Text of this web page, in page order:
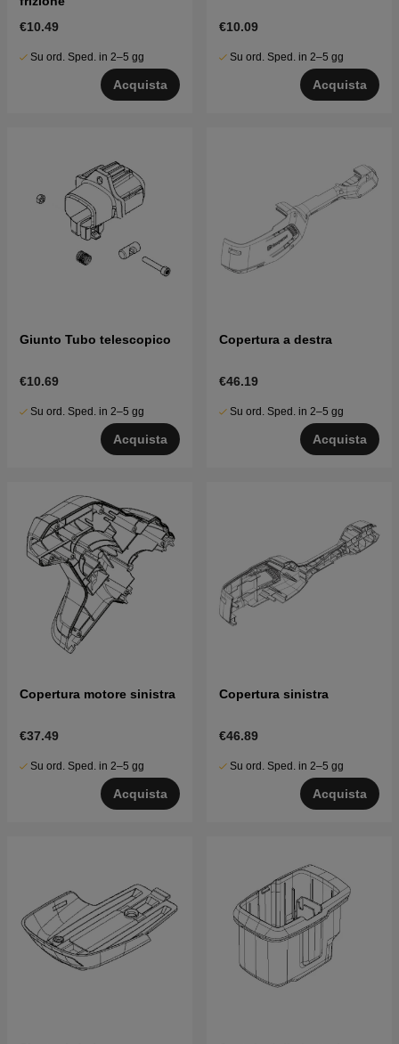
€10.49
Su ord. Sped. in 2–5 gg
Acquista
€10.09
Su ord. Sped. in 2–5 gg
Acquista
Giunto Tubo telescopico
€10.69
Su ord. Sped. in 2–5 gg
Acquista
Copertura a destra
€46.19
Su ord. Sped. in 2–5 gg
Acquista
Copertura motore sinistra
€37.49
Su ord. Sped. in 2–5 gg
Acquista
Copertura sinistra
€46.89
Su ord. Sped. in 2–5 gg
Acquista